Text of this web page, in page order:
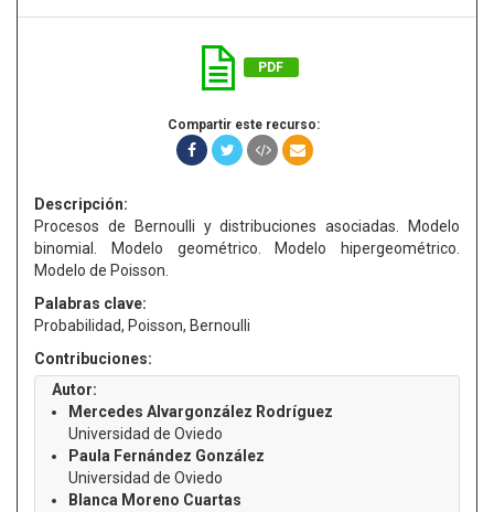
PDF
Compartir este recurso:
Descripción:
Procesos de Bernoulli y distribuciones asociadas. Modelo
binomial. Modelo geométrico. Modelo hipergeométrico.
Modelo de Poisson.
Palabras clave:
Probabilidad, Poisson, Bernoulli
Contribuciones:
Autor:
Mercedes Alvargonzález Rodríguez
Universidad de Oviedo
Paula Fernández González
Universidad de Oviedo
Blanca Moreno Cuartas